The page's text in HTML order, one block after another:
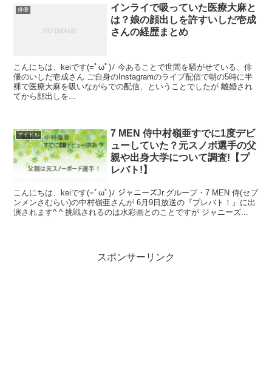
俳優
インライで吸っていた医療大麻と
は？娘の顔出しを許すいしだ壱成
さんの経歴まとめ
こんにちは、keiです(=ﾟωﾟ)ﾉ 今あることで世間を騒がせている、俳
優のいしだ壱成さん ご自身のInstagramのライブ配信で朝の5時に半
裸で医療大麻を吸いながらでの配信、ということでしたが 離婚され
てから顔出しを...
アイドル
7 MEN 侍中村嶺亜すでに1度デビ
ューしていた？元スノボ選手の父
親や出身大学について調査!【プ
レバト!】
こんにちは、keiです(=ﾟωﾟ)ﾉ ジャニーズJr.グループ・7 MEN 侍(セブ
ンメンさむらい)の中村嶺亜さんが 6月9日放送の『プレバト！』に出
演されます^ ^ 挑戦されるのは水彩画とのことですが ジャニーズ...
スポンサーリンク